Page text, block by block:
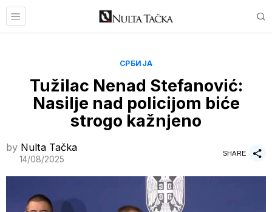
СРБИЈА
Tužilac Nenad Stefanović:
Nasilje nad policijom biće
strogo kažnjeno
by Nulta Tačka
14/08/2025
SHARE